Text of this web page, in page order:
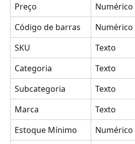
Preço
Numérico
Código de barras
Numérico
SKU
Texto
Categoria
Texto
Subcategoria
Texto
Marca
Texto
Estoque Mínimo
Numérico